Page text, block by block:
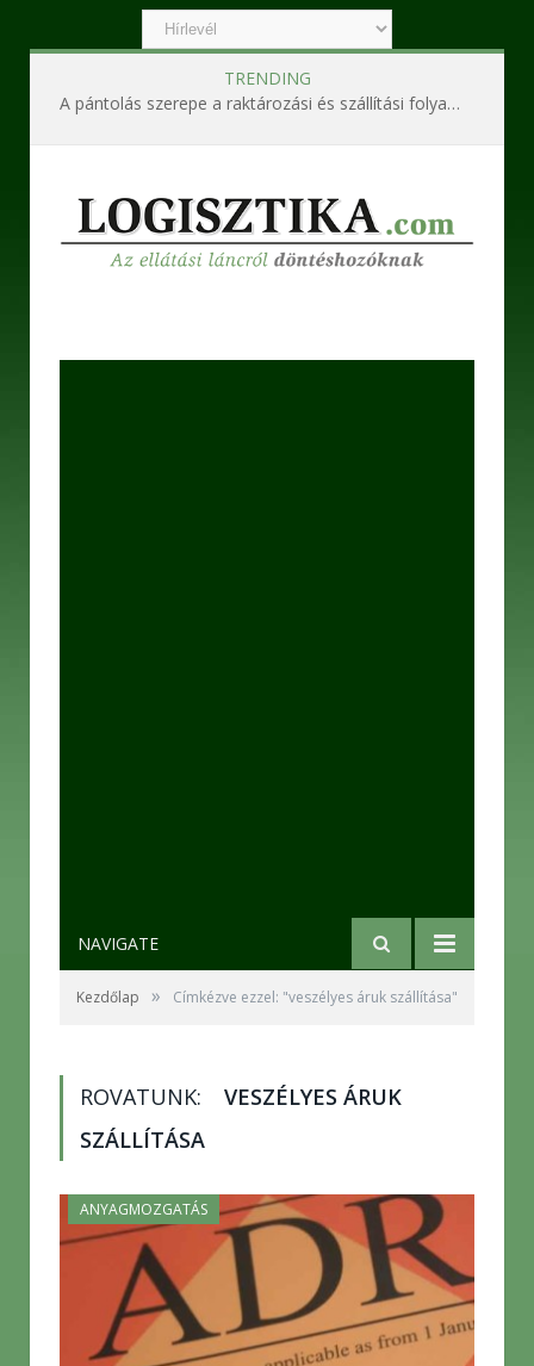
TRENDING
A pántolás szerepe a raktározási és szállítási folyamatokban
NAVIGATE
Kezdőlap » Címkézve ezzel: "veszélyes áruk szállítása"
ROVATUNK:
VESZÉLYES ÁRUK
SZÁLLÍTÁSA
ANYAGMOZGATÁS